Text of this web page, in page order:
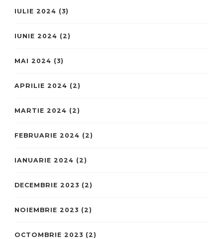
IULIE 2024 (3)
IUNIE 2024 (2)
MAI 2024 (3)
APRILIE 2024 (2)
MARTIE 2024 (2)
FEBRUARIE 2024 (2)
IANUARIE 2024 (2)
DECEMBRIE 2023 (2)
NOIEMBRIE 2023 (2)
OCTOMBRIE 2023 (2)